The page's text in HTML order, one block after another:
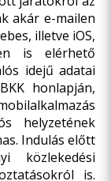
akár e-mailen
illetve iOS,
is elérhető
idejű adatai
honlapján,
helyzetének
Indulás előtt
közlekedési
is.